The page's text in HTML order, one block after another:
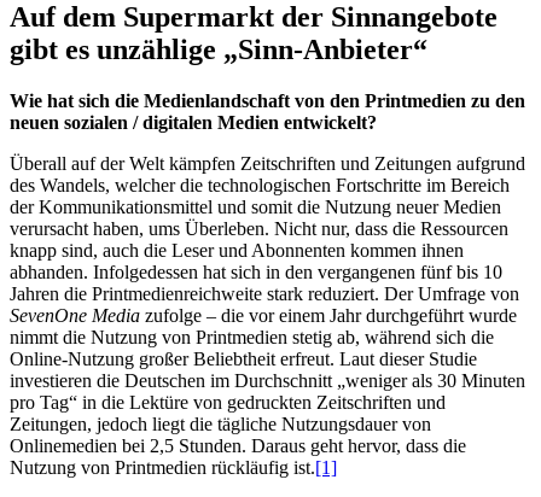
Auf dem Supermarkt der Sinnangebote
gibt es unzählige „Sinn-Anbieter“
Wie hat sich die Medienlandschaft von den Printmedien zu den
neuen sozialen / digitalen Medien entwickelt?
Überall auf der Welt kämpfen Zeitschriften und Zeitungen aufgrund
des Wandels, welcher die technologischen Fortschritte im Bereich
der Kommunikationsmittel und somit die Nutzung neuer Medien
verursacht haben, ums Überleben. Nicht nur, dass die Ressourcen
knapp sind, auch die Leser und Abonnenten kommen ihnen
abhanden. Infolgedessen hat sich in den vergangenen fünf bis 10
Jahren die Printmedienreichweite stark reduziert. Der Umfrage von
SevenOne Media zufolge – die vor einem Jahr durchgeführt wurde
nimmt die Nutzung von Printmedien stetig ab, während sich die
Online-Nutzung großer Beliebtheit erfreut. Laut dieser Studie
investieren die Deutschen im Durchschnitt „weniger als 30 Minuten
pro Tag“ in die Lektüre von gedruckten Zeitschriften und
Zeitungen, jedoch liegt die tägliche Nutzungsdauer von
Onlinemedien bei 2,5 Stunden. Daraus geht hervor, dass die
Nutzung von Printmedien rückläufig ist.[1]